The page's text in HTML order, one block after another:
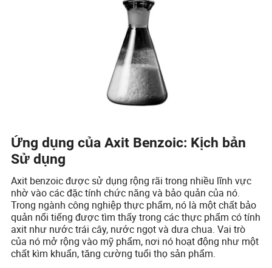
Ứng dụng của Axit Benzoic: Kịch bản
Sử dụng
Axit benzoic được sử dụng rộng rãi trong nhiều lĩnh vực
nhờ vào các đặc tính chức năng và bảo quản của nó.
Trong ngành công nghiệp thực phẩm, nó là một chất bảo
quản nổi tiếng được tìm thấy trong các thực phẩm có tính
axit như nước trái cây, nước ngọt và dưa chua. Vai trò
của nó mở rộng vào mỹ phẩm, nơi nó hoạt động như một
chất kìm khuẩn, tăng cường tuổi thọ sản phẩm.